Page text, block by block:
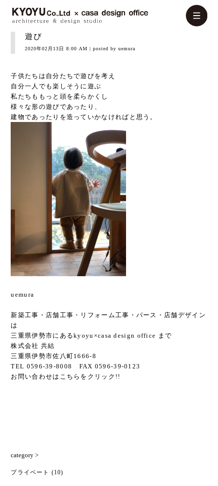
遊び
2020年02月13日 8:00 AM | posted by uemura
子供たちは自分たちで遊びを考え
自分一人でも楽しそうに遊ぶ
私たちももっと頭を柔らかくし
様々な形の遊びであったり、
建物であったりを造っていかなければと思う。
uemura
新築工事・店舗工事・リフォーム工事・パース・店舗デザイン
は
三重県伊勢市にあるkyoyu×casa design office まで
株式会社 共結
三重県伊勢市佐八町1666-8
TEL 0596-39-8008 FAX 0596-39-0123
お問い合わせは こちら をクリック!!
category >
プライベート (10)